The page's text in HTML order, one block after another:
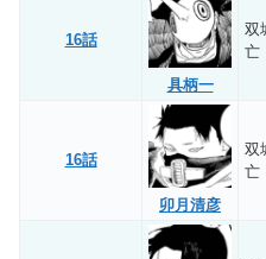
16話
具柄一
双
亡
16話
卯月清彦
双
亡